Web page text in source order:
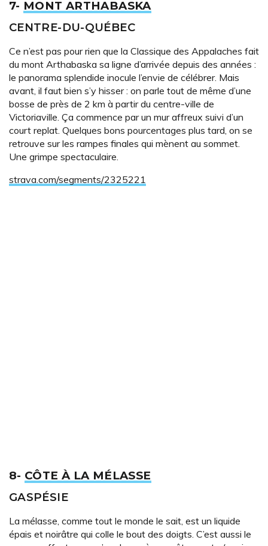
7- MONT ARTHABASKA
CENTRE-DU-QUÉBEC
Ce n’est pas pour rien que la Classique des Appalaches fait
du mont Arthabaska sa ligne d’arrivée depuis des années :
le panorama splendide inocule l’envie de célébrer. Mais
avant, il faut bien s’y hisser : on parle tout de même d’une
bosse de près de 2 km à partir du centre-ville de
Victoriaville. Ça commence par un mur affreux suivi d’un
court replat. Quelques bons pourcentages plus tard, on se
retrouve sur les rampes finales qui mènent au sommet.
Une grimpe spectaculaire.
strava.com/segments/2325221
8- CÔTE À LA MÉLASSE
GASPÉSIE
La mélasse, comme tout le monde le sait, est un liquide
épais et noirâtre qui colle le bout des doigts. C’est aussi le